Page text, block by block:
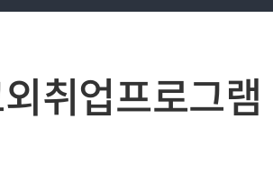
채용설명회 일정
취업프로그램